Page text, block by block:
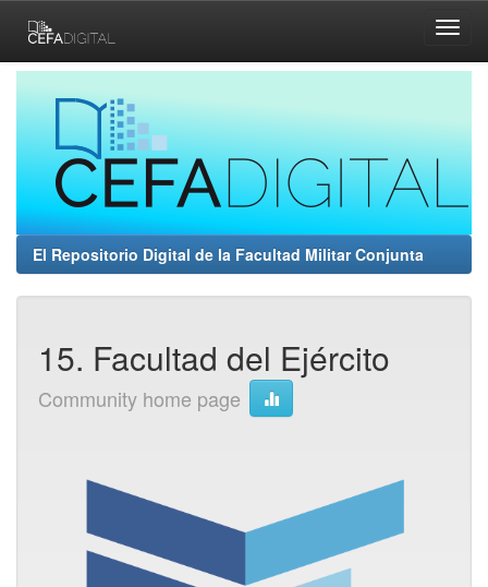
navigation
El Repositorio Digital de la Facultad Militar Conjunta
15. Facultad del Ejército
Community home page